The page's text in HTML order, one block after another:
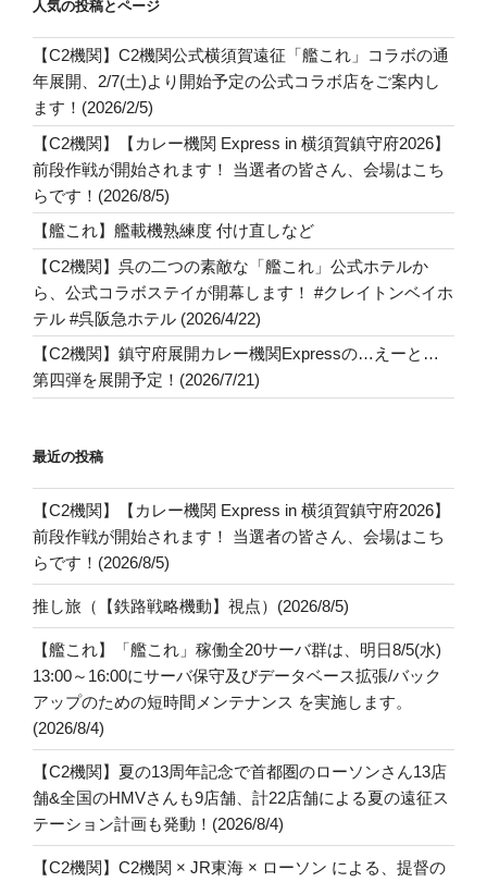
人気の投稿とページ
【C2機関】C2機関公式横須賀遠征「艦これ」コラボの通
年展開、2/7(土)より開始予定の公式コラボ店をご案内し
ます！(2026/2/5)
【C2機関】【カレー機関 Express in 横須賀鎮守府2026】
前段作戦が開始されます！ 当選者の皆さん、会場はこち
らです！(2026/8/5)
【艦これ】艦載機熟練度 付け直しなど
【C2機関】呉の二つの素敵な「艦これ」公式ホテルか
ら、公式コラボステイが開幕します！ #クレイトンベイホ
テル #呉阪急ホテル (2026/4/22)
【C2機関】鎮守府展開カレー機関Expressの…えーと…
第四弾を展開予定！(2026/7/21)
最近の投稿
【C2機関】【カレー機関 Express in 横須賀鎮守府2026】
前段作戦が開始されます！ 当選者の皆さん、会場はこち
らです！(2026/8/5)
推し旅（【鉄路戦略機動】視点）(2026/8/5)
【艦これ】「艦これ」稼働全20サーバ群は、明日8/5(水)
13:00～16:00にサーバ保守及びデータベース拡張/バック
アップのための短時間メンテナンス を実施します。
(2026/8/4)
【C2機関】夏の13周年記念で首都圏のローソンさん13店
舗&全国のHMVさんも9店舗、計22店舗による夏の遠征ス
テーション計画も発動！(2026/8/4)
【C2機関】C2機関 × JR東海 × ローソン による、提督の